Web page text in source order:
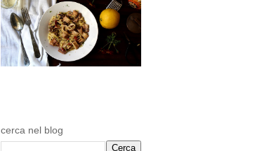
cerca nel blog